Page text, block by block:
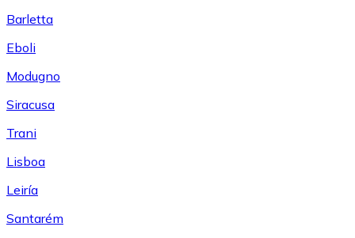
Barletta
Eboli
Modugno
Siracusa
Trani
Lisboa
Leiría
Santarém